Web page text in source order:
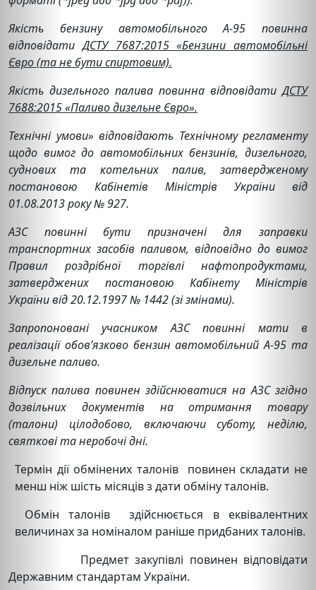
Якість бензину автомобільного А-95 повинна
відповідатиДСТУ 7687:2015 «Бензини автомобільні
Євро (та не бути спиртовим).
Якість дизельного палива повинна відповідатиДСТУ
7688:2015 «Паливо дизельне Євро».
Технічні умови» відповідають Технічному регламенту
щодо вимог до автомобільних бензинів, дизельного,
суднових та котельних палив, затвердженому
постановою Кабінетів Міністрів України від
01.08.2013 року № 927.
АЗС повинні бути призначені для заправки
транспортних засобів паливом, відповідно до вимог
Правил роздрібної торгівлі нафтопродуктами,
затверджених постановою Кабінету Міністрів
України від 20.12.1997 № 1442 (зі змінами).
Запропоновані учасником АЗС повинні мати в
реалізації обов’язково бензин автомобільний А-95 та
дизельне паливо.
Відпуск палива повинен здійснюватися на АЗС згідно
дозвільних документів на отримання товару
(талони) цілодобово, включаючи суботу, неділю,
святкові та неробочі дні.
Термін дії обмінених талонів повинен складати не
менш ніж шість місяців з дати обміну талонів.
Обмін талонів здійснюється в еквівалентних
величинах за номіналом раніше придбаних талонів.
Предмет закупівлі повинен відповідати
Державним стандартам України.